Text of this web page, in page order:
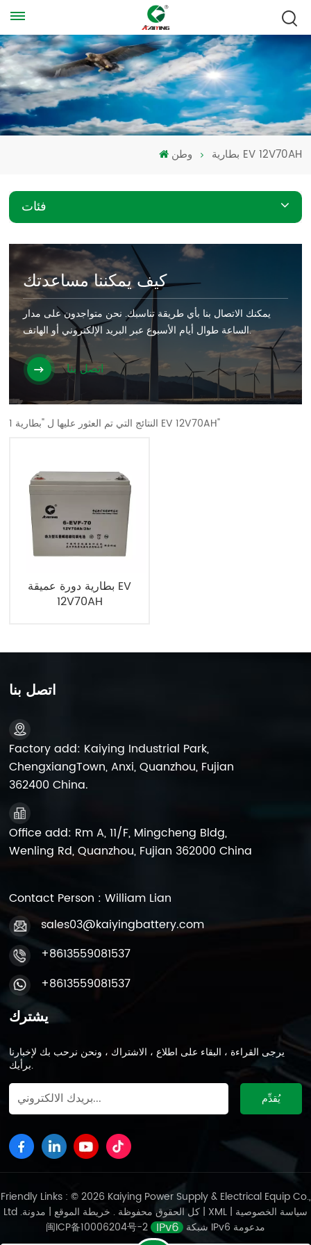
وطن بطارية EV 12V70AH
فئات
كيف يمكننا مساعدتك
يمكنك الاتصال بنا بأي طريقة تناسبك. نحن متواجدون على مدار
الساعة طوال أيام الأسبوع عبر البريد الإلكتروني أو الهاتف.
اتصل بنا
1 النتائج التي تم العثور عليها ل "بطارية EV 12V70AH"
بطارية دورة عميقة EV
12V70AH
اتصل بنا
Factory add: Kaiying Industrial Park,
ChengxiangTown, Anxi, Quanzhou, Fujian
362400 China.
Office add: Rm A, 11/F, Mingcheng Bldg,
Wenling Rd, Quanzhou, Fujian 362000 China
Contact Person : William Lian
sales03@kaiyingbattery.com
+8613559081537
+8613559081537
يشترك
يرجى القراءة ، البقاء على اطلاع ، الاشتراك ، ونحن نرحب بك لإخبارنا
برأيك.
Friendly Links : © 2026 Kaiying Power Supply & Electrical Equip Co.,
Ltd .كل الحقوق محفوظة . خريطة الموقع | | XML | سياسة الخصوصية
闽ICP备10006204号-2
شبكة IPv6 مدعومة